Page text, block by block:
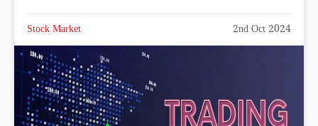
Stock Market 2nd Oct 2024